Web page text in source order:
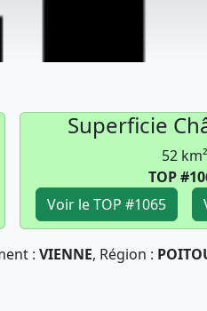
Superficie
52 km²
TOP
Voir le TOP #1065
: VIENNE, Région :